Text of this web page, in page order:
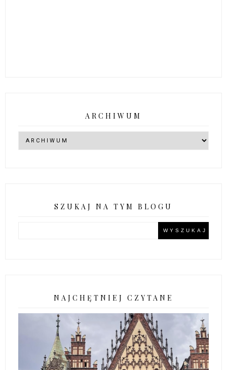
ARCHIWUM
SZUKAJ NA TYM BLOGU
NAJCHĘTNIEJ CZYTANE